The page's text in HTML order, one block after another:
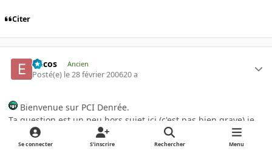
Citer
Ericos Ancien
Posté(e) le 28 février 200620 a
Bienvenue sur PCI Denrée.
Ta question est un peu hors sujet ici (c'est pas bien grave) je
vais quand même y répondre.
L'eau pure reste à ce jour le meilleur caloriporteur donc
Se connecter S’inscrire Rechercher Menu